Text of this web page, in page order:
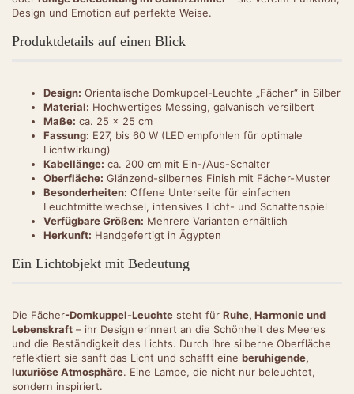
Design und Emotion auf perfekte Weise.
Produktdetails auf einen Blick
Design: Orientalische Domkuppel-Leuchte „Fächer“ in Silber
Material: Hochwertiges Messing, galvanisch versilbert
Maße: ca. 25 × 25 cm
Fassung: E27, bis 60 W (LED empfohlen für optimale
Lichtwirkung)
Kabellänge: ca. 200 cm mit Ein-/Aus-Schalter
Oberfläche: Glänzend-silbernes Finish mit Fächer-Muster
Besonderheiten: Offene Unterseite für einfachen
Leuchtmittelwechsel, intensives Licht- und Schattenspiel
Verfügbare Größen: Mehrere Varianten erhältlich
Herkunft: Handgefertigt in Ägypten
Ein Lichtobjekt mit Bedeutung
Die Fächer-Domkuppel-Leuchte steht für Ruhe, Harmonie und
Lebenskraft – ihr Design erinnert an die Schönheit des Meeres
und die Beständigkeit des Lichts. Durch ihre silberne Oberfläche
reflektiert sie sanft das Licht und schafft eine beruhigende,
luxuriöse Atmosphäre. Eine Lampe, die nicht nur beleuchtet,
sondern inspiriert.